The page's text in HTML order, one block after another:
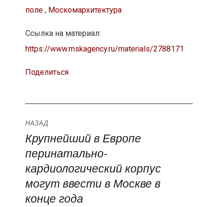
поле, Москомархитектура
Ссылка на материал:
https://www.mskagency.ru/materials/2788171
Поделиться
Навигация
по
записям
НАЗАД
Предыдущая
запись:
Крупнейший в Европе
перинатально-
кардиологический корпус
могут ввести в Москве в
конце года